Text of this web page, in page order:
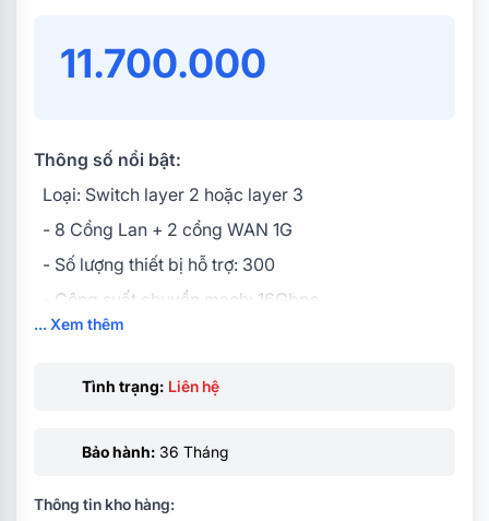
11.700.000
Thông số nổi bật:
Loại: Switch layer 2 hoặc layer 3
- 8 Cổng Lan + 2 cổng WAN 1G
- Số lượng thiết bị hỗ trợ: 300
- Công suất chuyển mạch: 16Gbps
- Tốc độ xử lý gói dữ liệu: 420Kpps
cao
... Xem thêm
Tình trạng: Liên hệ
Bảo hành: 36 Tháng
Thông tin kho hàng: